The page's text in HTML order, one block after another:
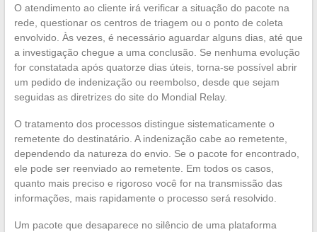
O atendimento ao cliente irá verificar a situação do pacote na
rede, questionar os centros de triagem ou o ponto de coleta
envolvido. Às vezes, é necessário aguardar alguns dias, até que
a investigação chegue a uma conclusão. Se nenhuma evolução
for constatada após quatorze dias úteis, torna-se possível abrir
um pedido de indenização ou reembolso, desde que sejam
seguidas as diretrizes do site do Mondial Relay.
O tratamento dos processos distingue sistematicamente o
remetente do destinatário. A indenização cabe ao remetente,
dependendo da natureza do envio. Se o pacote for encontrado,
ele pode ser reenviado ao remetente. Em todos os casos,
quanto mais preciso e rigoroso você for na transmissão das
informações, mais rapidamente o processo será resolvido.
Um pacote que desaparece no silêncio de uma plataforma